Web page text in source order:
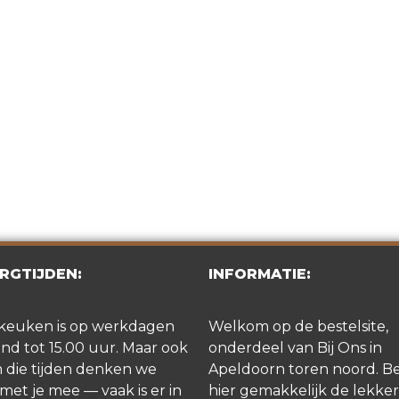
is op werkdagen
tot 15.00 uur. Maar ook
die tijden denken we
je mee — vaak is er in
INFORMATIE:
Welkom op de bestelsite,
onderdeel van Bij Ons in
Apeldoorn toren noord.
hier gemakkelijk de